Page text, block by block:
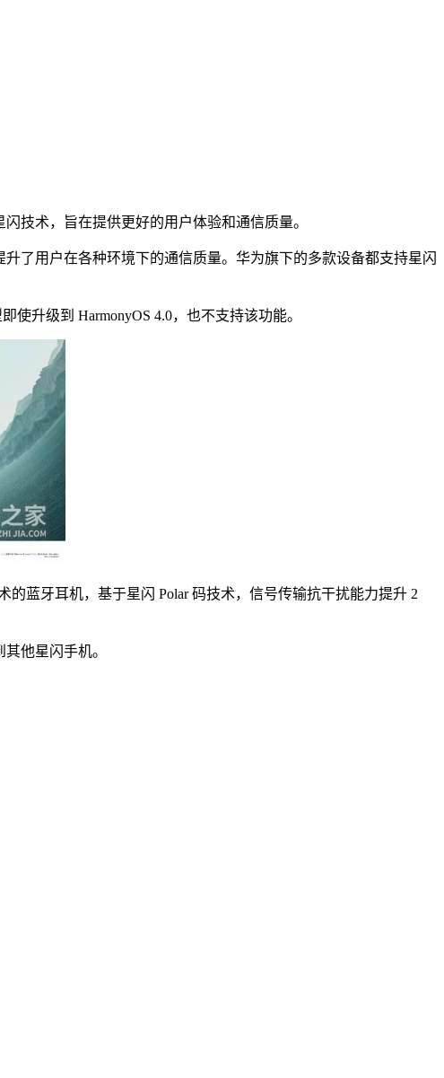
技术，旨在提供更好的用户体验和通信质量。
了用户在各种环境下的通信质量。华为旗下的多款设备都支持星闪
升级到 HarmonyOS 4.0，也不支持该功能。
的蓝牙耳机，基于星闪 Polar 码技术，信号传输抗干扰能力提升 2
他星闪手机。